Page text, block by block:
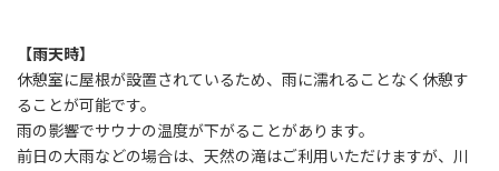
【雨天時】
休憩室に屋根が設置されているため、雨に濡れることなく休憩す
ることが可能です。
雨の影響でサウナの温度が下がることがあります。
前日の大雨などの場合は、天然の滝はご利用いただけますが、川